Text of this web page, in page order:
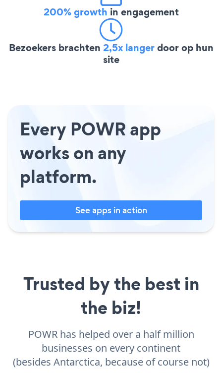
200% growth in engagement
Bezoekers brachten 2,5x langerdoor op hun
site
Every POWR app
works on any
platform.
See apps in action
Trusted by the best in
the biz!
POWR has helped over a half million
businesses on every continent
(besides Antarctica, because of course not)